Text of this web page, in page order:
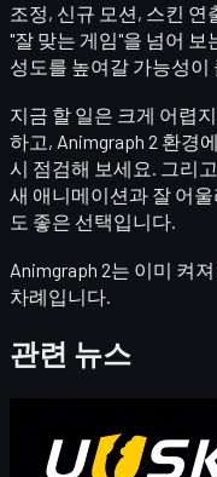
조정, 신규 모션, 스킨 연
"잘 맞는 게임"을 넘어 보
성도를 높여갈 가능성이
지금 할 일은 크게 어렵
하고, Animgraph 2 환경
시 점검해 보세요. 그리
새 애니메이션과 잘 어
도 좋은 선택입니다.
Animgraph 2는 이미 켜
차례입니다.
관련 뉴스
안녕하세요, CS2